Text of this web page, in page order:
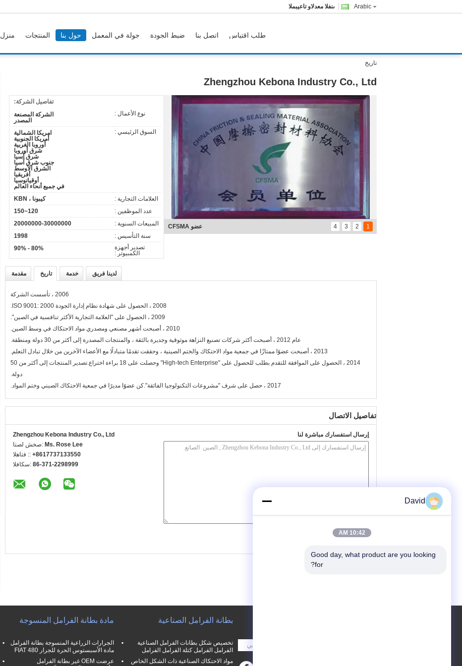
Arabic المبيعات والدعم الفنى
منزل المنتجات حول بنا جولة في المعمل ضبط الجودة اتصل بنا طلب اقتباس
تاريخ
Zhengzhou Kebona Industry Co., Ltd
1
2
3
4 مصنع
تفاصيل الشركة:
نوع الأعمال :
الشركة المصنعة
المصدر
السوق الرئيسي :
امريكا الشمالية
أمريكا الجنوبية
أوروبا الغربية
شرق أوروبا
شرق آسيا
جنوب شرق آسيا
الشرق الأوسط
أفريقيا
أوقيانوسيا
في جميع أنحاء العالم
العلامات التجارية :
كيبونا ، KBN
عدد الموظفين :
120~150
المبيعات السنوية :
20000000-30000000
سنة التأسيس :
1998
تصدير أجهزة
الكمبيوتر :
80% - 90%
مقدمة تاريخ خدمة لدينا فريق
2006 ، تأسست الشركة
2008 ، الحصول على شهادة نظام إدارة الجودة ISO 9001: 2000.
2009 ، الحصول على "العلامة التجارية الأكثر تنافسية في الصين".
2010 ، أصبحت أشهر مصنعي ومصدري مواد الاحتكاك في وسط الصين.
عام 2012 ، أصبحت أكثر شركات تصنيع النزاهة موثوقية وجديرة بالثقة ، والمنتجات المصدرة إلى أكثر من 30 دولة ومنطقة.
2013 ، أصبحت عضوًا ممتازًا في جمعية مواد الاحتكاك والختم الصينية ، وحققت تقدمًا متبادلًا مع الأعضاء الآخرين من خلال تبادل التعلم.
2014 ، الحصول على الموافقة للتقدم بطلب للحصول على "High-tech Enterprise" وحصلت على 18 براءة اختراع.تصدير المنتجات إلى أكثر من 50
دولة.
2017 ، حصل على شرف "مشروعات التكنولوجيا الفائقة".كن عضوًا مديرًا في جمعية الاحتكاك الصيني وختم المواد.
تفاصيل الاتصال
Zhengzhou Kebona Industry Co., Ltd
اتصل شخص: Ms. Rose Lee
الهاتف :: +8617737133550
الفاكس: 86-371-2298999
إرسال استفسارك مباشرة لنا
(
0
/ 3000)
مادة بطانة الفرامل المنسوجة
الجرارات الزراعية المنسوجة بطانة الفرامل
مادة الأسبستوس الحرة للجرار FIAT 480
عرضت OEM غير بطانة الفرامل
بطانة الفرامل الصناعية
تخصيص شكل بطانات الفرامل الصناعية
الفرامل الفرامل كتلة الفرامل الفرامل
مواد الاحتكاك الصناعية ذات الشكل الخاص
David
10:42 AM
Good day, what product are you looking
for?